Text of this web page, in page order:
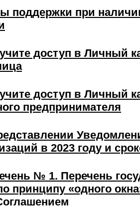
поддержки при
доступ в Личный
доступ в Личный
предпринимателя
в 2023 году и
№ 1. Перечень
принципу «одного